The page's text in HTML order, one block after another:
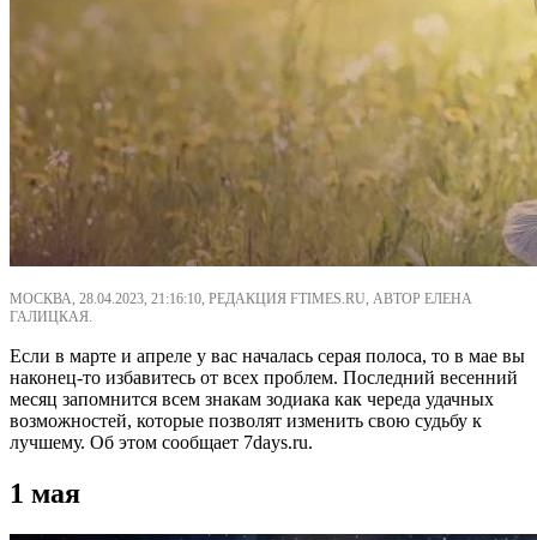
МОСКВА, 28.04.2023, 21:16:10, РЕДАКЦИЯ FTIMES.RU, АВТОР ЕЛЕНА
ГАЛИЦКАЯ.
Если в марте и апреле у вас началась серая полоса, то в мае вы
наконец-то избавитесь от всех проблем. Последний весенний
месяц запомнится всем знакам зодиака как череда удачных
возможностей, которые позволят изменить свою судьбу к
лучшему. Об этом сообщает 7days.ru.
1 мая